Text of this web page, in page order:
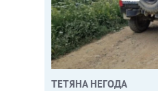
ТЕТЯНА НЕГОДА